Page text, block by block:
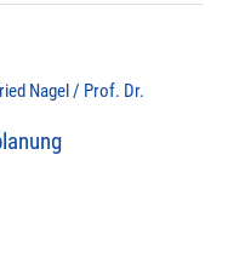
Nagel / Prof. Dr.